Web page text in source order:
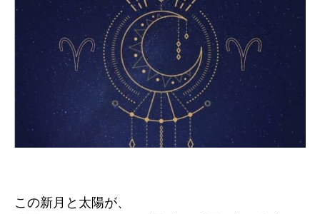
この新月と太陽が、